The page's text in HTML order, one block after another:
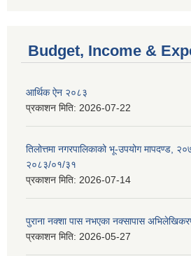
Budget, Income &
आर्थिक ऐन २०८३
प्रकाशन मिति: 2026-07-22
तिलोत्तमा नगरपालिकाको भू-उपयोग मापदण्ड,
२०८३/०१/३१
प्रकाशन मिति: 2026-07-14
पुराना नक्शा पास नभएका नक्सापास
प्रकाशन मिति: 2026-05-27